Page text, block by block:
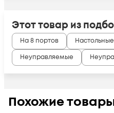
Этот товар из
На 8 портов
Неуправляемые
Похожие